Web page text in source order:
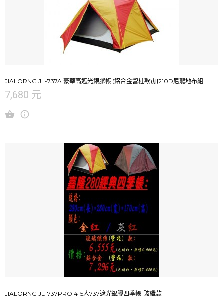
JIALORNG JL-737A 豪華高遮光銀膠帳 (鋁合金營柱款)加210D尼龍地布組
7,680 元
JIALORNG JL-737PRO 4-5人737遮光銀膠四季帳-玻纖款